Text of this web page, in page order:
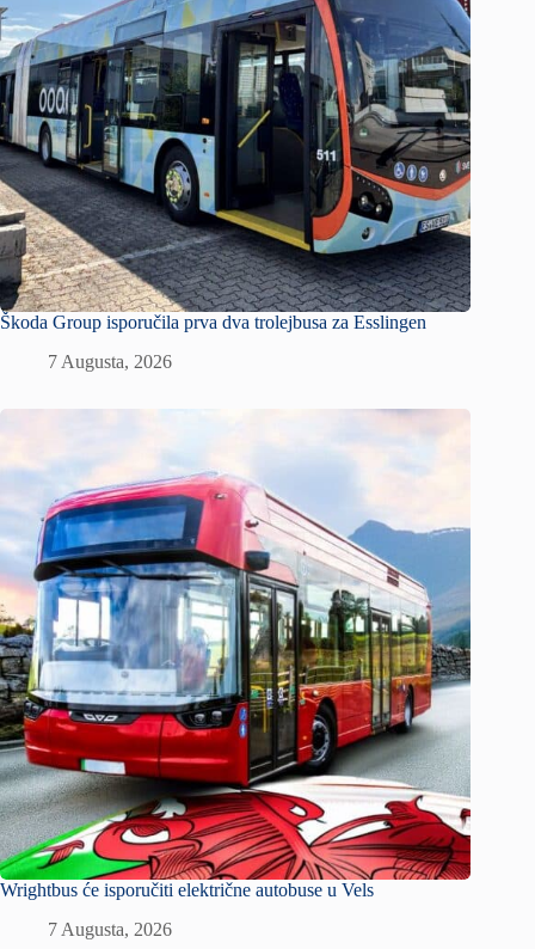
Škoda Group isporučila prva dva trolejbusa za Esslingen
7 Augusta, 2026
Wrightbus će isporučiti električne autobuse u Vels
7 Augusta, 2026